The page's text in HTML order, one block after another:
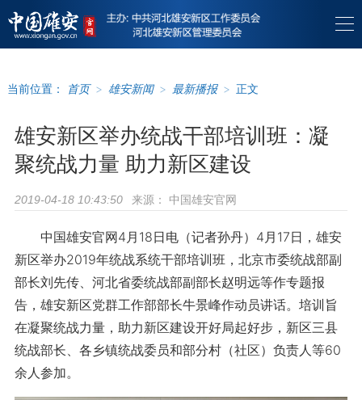
当前位置： 首页 > 雄安新闻 > 最新播报 > 正文
雄安新区举办统战干部培训班：凝
聚统战力量 助力新区建设
2019-04-18 10:43:50 来源： 中国雄安官网
中国雄安官网4月18日电（记者孙丹）4月17日，雄安
新区举办2019年统战系统干部培训班，北京市委统战部副
部长刘先传、河北省委统战部副部长赵明远等作专题报
告，雄安新区党群工作部部长牛景峰作动员讲话。培训旨
在凝聚统战力量，助力新区建设开好局起好步，新区三县
统战部长、各乡镇统战委员和部分村（社区）负责人等60
余人参加。